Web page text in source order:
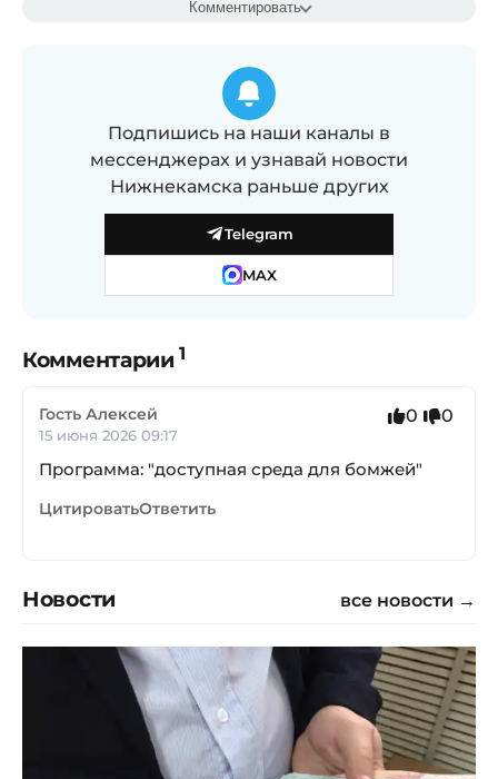
Комментировать
Подпишись на наши каналы в
мессенджерах и узнавай новости
Нижнекамска раньше других
Telegram
MAX
Комментарии 1
0 0
Гость Алексей
15 июня 2026 09:17
Программа: "доступная среда для бомжей"
ЦитироватьОтветить
Новости все новости →